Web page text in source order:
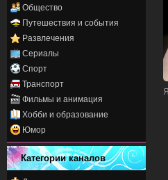
Общество
Путешествия и события
Развлечения
Сериалы
Спорт
Транспорт
Фильмы и анимация
Хобби и образование
Юмор
Категории каналов